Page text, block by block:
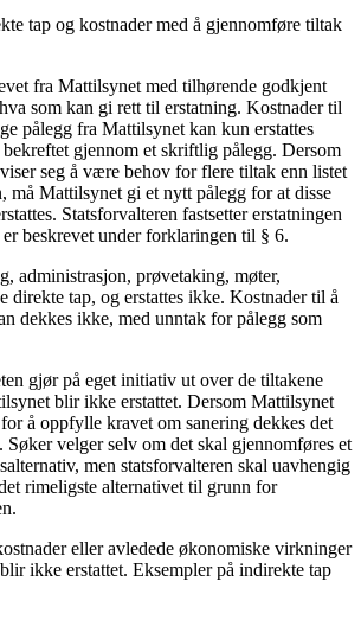
tap og kostnader med å gjennomføre tiltak
fra Mattilsynet med tilhørende godkjent
som kan gi rett til erstatning. Kostnader til
pålegg fra Mattilsynet kan kun erstattes
bekreftet gjennom et skriftlig pålegg. Dersom
seg å være behov for flere tiltak enn listet
må Mattilsynet gi et nytt pålegg for at disse
Statsforvalteren fastsetter erstatningen
beskrevet under forklaringen til § 6.
administrasjon, prøvetaking, møter,
direkte tap, og erstattes ikke. Kostnader til å
dekkes ikke, med unntak for pålegg som
gjør på eget initiativ ut over de tiltakene
blir ikke erstattet. Dersom Mattilsynet
å oppfylle kravet om sanering dekkes det
Søker velger selv om det skal gjennomføres et
men statsforvalteren skal uavhengig
rimeligste alternativet til grunn for
eller avledede økonomiske virkninger
ikke erstattet. Eksempler på indirekte tap